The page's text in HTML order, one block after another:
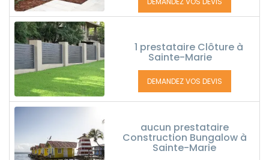
1 prestataire Clôture à
Sainte-Marie
DEMANDEZ VOS DEVIS
aucun prestataire
Construction Bungalow à
Sainte-Marie